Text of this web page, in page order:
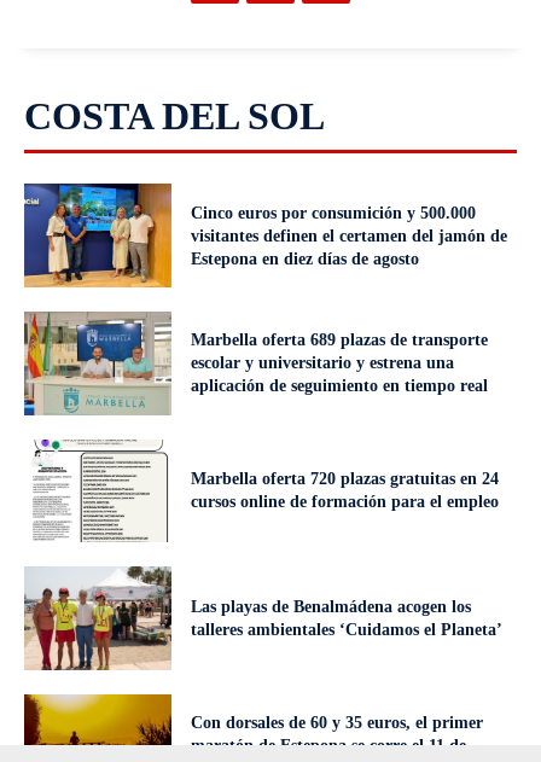
COSTA DEL SOL
Cinco euros por consumición y 500.000
visitantes definen el certamen del jamón de
Estepona en diez días de agosto
Marbella oferta 689 plazas de transporte
escolar y universitario y estrena una
aplicación de seguimiento en tiempo real
Marbella oferta 720 plazas gratuitas en 24
cursos online de formación para el empleo
Las playas de Benalmádena acogen los
talleres ambientales ‘Cuidamos el Planeta’
Con dorsales de 60 y 35 euros, el primer
maratón de Estepona se corre el 11 de